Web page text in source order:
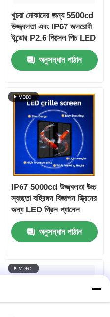
খুচরা দোকানের জন্য 5500cd
উজ্জ্বলতা এবং IP67 জলরোধী
ইন্ডোর P2.6 পিক্সেল পিচ LED
গ্রিল স্ক্রীন
অনুসন্ধান পাঠান
IP67 5000cd উজ্জ্বলতা উচ্চ
স্বচ্ছতা বহিরঙ্গন বিজ্ঞাপন স্ক্রিনের
জন্য LED গ্রিল প্যানেল
অনুসন্ধান পাঠান